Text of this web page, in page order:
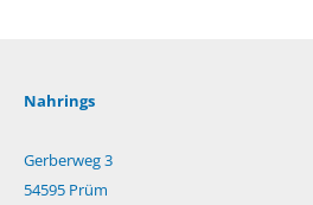
Nahrings
Gerberweg 3
54595 Prüm